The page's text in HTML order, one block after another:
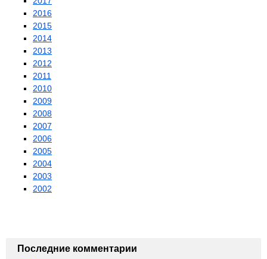
2016
2015
2014
2013
2012
2011
2010
2009
2008
2007
2006
2005
2004
2003
2002
Последние комментарии